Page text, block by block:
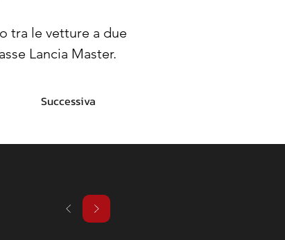
tra le vetture a due
Lancia Master.
Successiva